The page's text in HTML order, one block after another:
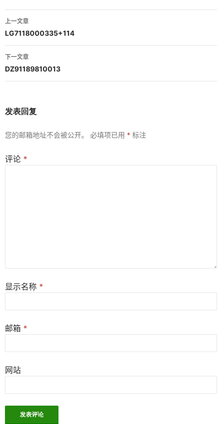
文
章
导
航
上一文章
LG7118000335+114
下一文章
DZ91189810013
发表回复
您的邮箱地址不会被公开。 必填项已用 * 标注
评论 *
显示名称 *
邮箱 *
网站